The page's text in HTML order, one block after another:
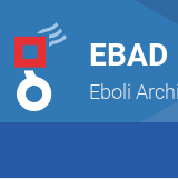
EBAD
Eboli